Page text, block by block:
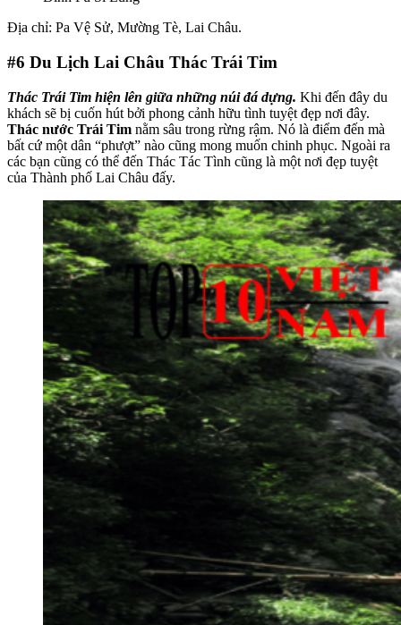
Địa chỉ: Pa Vệ Sử, Mường Tè, Lai Châu.
#6 Du Lịch Lai Châu Thác Trái Tim
Thác Trái Tim hiện lên giữa những núi đá dựng. Khi đến đây du
khách sẽ bị cuốn hút bởi phong cảnh hữu tình tuyệt đẹp nơi đây.
Thác nước Trái Tim nằm sâu trong rừng rậm. Nó là điểm đến mà
bất cứ một dân “phượt” nào cũng mong muốn chinh phục. Ngoài ra
các bạn cũng có thể đến Thác Tác Tình cũng là một nơi đẹp tuyệt
của Thành phố Lai Châu đấy.